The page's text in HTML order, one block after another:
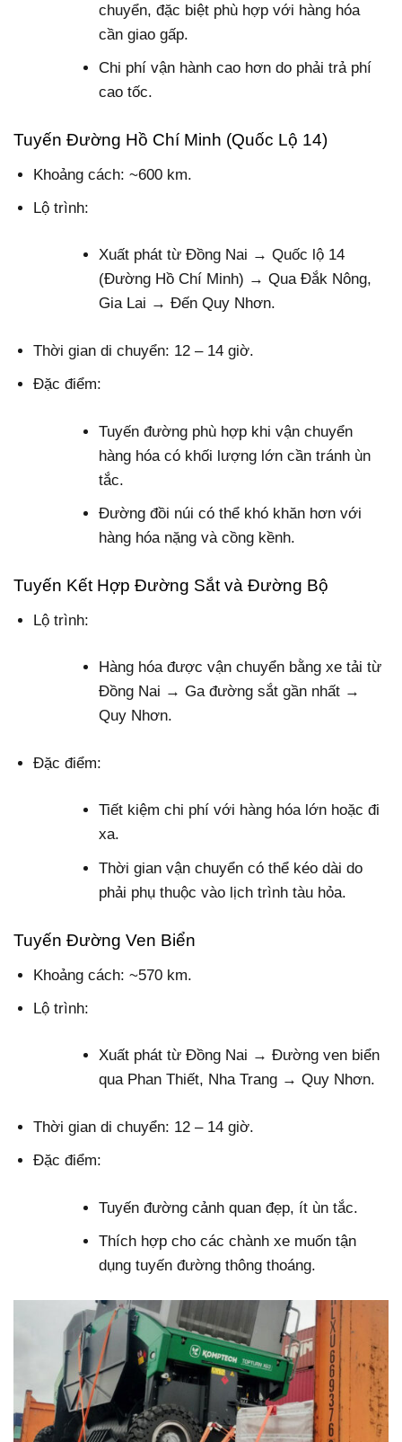
chuyển, đặc biệt phù hợp với hàng hóa
cần giao gấp.
Chi phí vận hành cao hơn do phải trả phí
cao tốc.
Tuyến Đường Hồ Chí Minh (Quốc Lộ 14)
Khoảng cách: ~600 km.
Lộ trình:
Xuất phát từ Đồng Nai → Quốc lộ 14
(Đường Hồ Chí Minh) → Qua Đắk Nông,
Gia Lai → Đến Quy Nhơn.
Thời gian di chuyển: 12 – 14 giờ.
Đặc điểm:
Tuyến đường phù hợp khi vận chuyển
hàng hóa có khối lượng lớn cần tránh ùn
tắc.
Đường đồi núi có thể khó khăn hơn với
hàng hóa nặng và cồng kềnh.
Tuyến Kết Hợp Đường Sắt và Đường Bộ
Lộ trình:
Hàng hóa được vận chuyển bằng xe tải từ
Đồng Nai → Ga đường sắt gần nhất →
Quy Nhơn.
Đặc điểm:
Tiết kiệm chi phí với hàng hóa lớn hoặc đi
xa.
Thời gian vận chuyển có thể kéo dài do
phải phụ thuộc vào lịch trình tàu hỏa.
Tuyến Đường Ven Biển
Khoảng cách: ~570 km.
Lộ trình:
Xuất phát từ Đồng Nai → Đường ven biển
qua Phan Thiết, Nha Trang → Quy Nhơn.
Thời gian di chuyển: 12 – 14 giờ.
Đặc điểm:
Tuyến đường cảnh quan đẹp, ít ùn tắc.
Thích hợp cho các chành xe muốn tận
dụng tuyến đường thông thoáng.